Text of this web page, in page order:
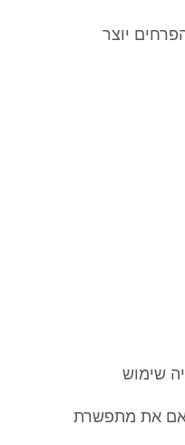
יוצר
שימוש
את מתפשרת